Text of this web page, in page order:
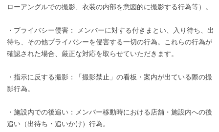
ローアングルでの撮影、衣装の内部を意図的に撮影する行為等）。
・プライバシー侵害： メンバーに対する付きまとい、入り待ち、出
待ち、その他プライバシーを侵害する一切の行為。これらの行為が
確認された場合、厳正な対応を取らせていただきます。
・指示に反する撮影：「撮影禁止」の看板・案内が出ている際の撮
影行為。
・施設内での後追い：メンバー移動時における店舗・施設内への後
追い（出待ち・追いかけ）行為。